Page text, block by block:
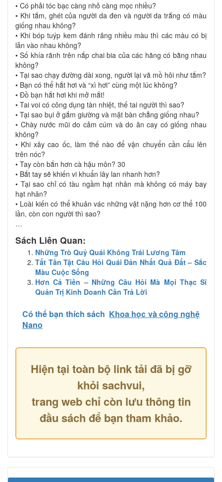
• Có phải tóc bạc càng nhỏ càng mọc nhiều?
• Khi tắm, ghét của người da đen và người da trắng có màu
giống nhau không?
• Khi bóp tuýp kem đánh răng nhiều màu thì các màu có bị
lẫn vào nhau không?
• Số khía rãnh trên nắp chai bia của các hãng có bằng nhau
không?
• Tại sao chạy đường dài xong, người lại vã mồ hôi như tắm?
• Bạn có thể hắt hơi và “xì hơi” cùng một lúc không?
• Đồ bạn hắt hơi khi mở mắt!
• Tai voi có công dụng tàn nhiệt, thế tai người thì sao?
• Tại sao bụi ở gắm giường và mặt bàn chẳng giống nhau?
• Chày nước mũi do cảm cúm và do ăn cay có giống nhau
không?
• Khi xây cao ốc, làm thế nào để vận chuyển cần cẩu lên
trên nóc?
• Tay còn bắn hơn cà hậu môn? 30
• Bắt tay sẽ khiến vi khuẩn lây lan nhanh hơn?
• Tại sao chỉ có tàu ngầm hạt nhân mà không có máy bay
hạt nhân?
• Loài kiến có thể khuân vác những vật nặng hơn cơ thể 100
lần, còn con người thì sao?
…
Sách Liên Quan:
Những Trò Quỷ Quái Không Trái Lương Tâm
Tất Tần Tật Câu Hỏi Quái Đản Nhất Quả Đất – Sắc
Màu Cuộc Sống
Hơn Cả Tiền – Những Câu Hỏi Mà Mọi Thạc Sĩ
Quản Trị Kinh Doanh Cần Trả Lời
Có thể bạn thích sách Khoa học và công nghệ
Nano
Hiện tại toàn bộ link tải đã bị gỡ
khỏi sachvui,
trang web chỉ còn lưu thông tin
đầu sách để bạn tham khảo.